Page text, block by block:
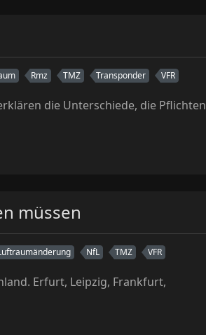
Rmz TMZ Transponder VFR
die Unterschiede, die Pflichten
müssen
NfL TMZ VFR
Erfurt, Leipzig, Frankfurt,